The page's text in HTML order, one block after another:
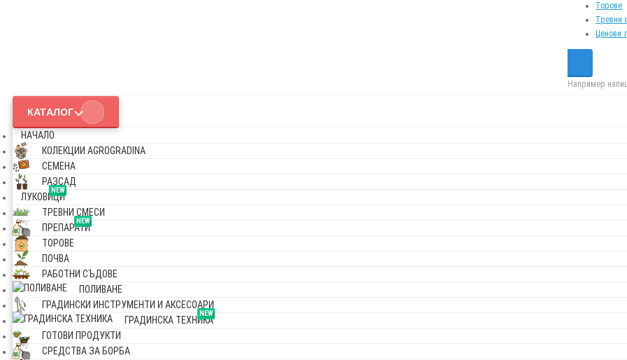
Торове
Тревни
Ценови
Например
КАТАЛОГ
НАЧАЛО
КОЛЕКЦИИ AGROGRADINA
СЕМЕНА
РАЗСАД
NEW
ЛУКОВИЦИ
ТРЕВНИ СМЕСИ
NEW
ПРЕПАРАТИ
ТОРОВЕ
ПОЧВА
РАБОТНИ СЪДОВЕ
ПОЛИВАНЕ
ГРАДИНСКИ ИНСТРУМЕНТИ И АКСЕСОАРИ
NEW
ГРАДИНСКА ТЕХНИКА
ГОТОВИ ПРОДУКТИ
СРЕДСТВА ЗА БОРБА